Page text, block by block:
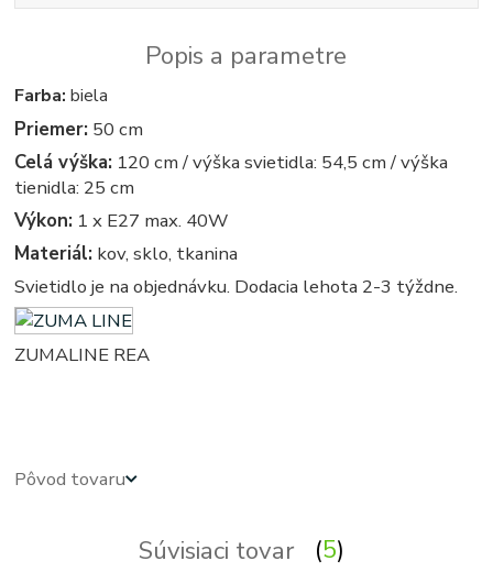
Popis a parametre
Farba: biela
Priemer: 50 cm
Celá výška: 120 cm / výška svietidla: 54,5 cm / výška
tienidla: 25 cm
Výkon: 1 x E27 max. 40W
Materiál: kov, sklo, tkanina
Svietidlo je na objednávku. Dodacia lehota 2-3 týždne.
ZUMALINE REA
Pôvod tovaru
Súvisiaci tovar 5